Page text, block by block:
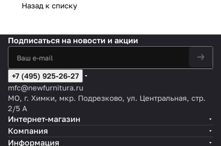
Назад к списку
Подписаться на новости и акции
+7 (495) 925-26-27
mfc@newfurnitura.ru
МО, г. Химки, мкр. Подрезково, ул. Центральная, стр.
2/5 А
Интернет-магазин
Компания
Информация